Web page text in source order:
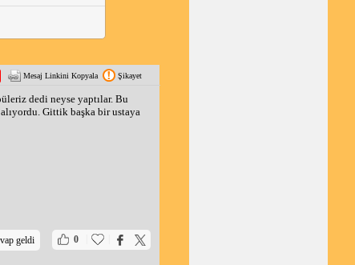
Mesaj Linkini Kopyala Şikayet
dedi neyse yaptılar. Bu
alıyordu. Gittik başka bir ustaya
0
geldi